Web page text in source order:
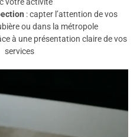
: capter l’attention de vos
ou dans la métropole
à une présentation claire de vos
services